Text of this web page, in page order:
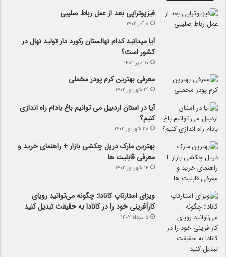
فیزیوتراپی بعد از عمل رباط صلیبی
۸ آذر ۱۴۰۲
آیا می­دانید کدام نهالستان رکورد دار تولید نهال­ در
کشور است؟
۱۰ مهر ۱۴۰۲
معرفی بهترین کرم پودر مخملی
۲۹ شهریور ۱۴۰۲
آیا در استان اردبیل می توانیم باغ بادام راه اندازی
کنیم؟
۲۸ شهریور ۱۴۰۲
بهترین مارک دریل چکشی بازار + راهنمای خرید و
معرفی قابلیت ها
۱۴ شهریور ۱۴۰۲
ویزای استارتاپ کانادا: چگونه می‌توانید رویای
کارآفرینی خود را در کانادا به حقیقت تبدیل کنید
۵ مرداد ۱۴۰۲